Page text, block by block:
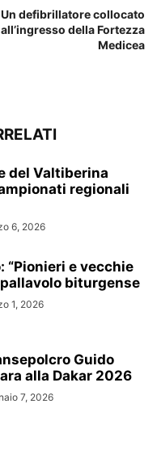
Un defibrillatore collocato
all’ingresso della Fortezza
Medicea
del Valtiberina
regionali
6, 2026
“Pionieri e vecchie
biturgense
1, 2026
Guido
alla Dakar 2026
7, 2026